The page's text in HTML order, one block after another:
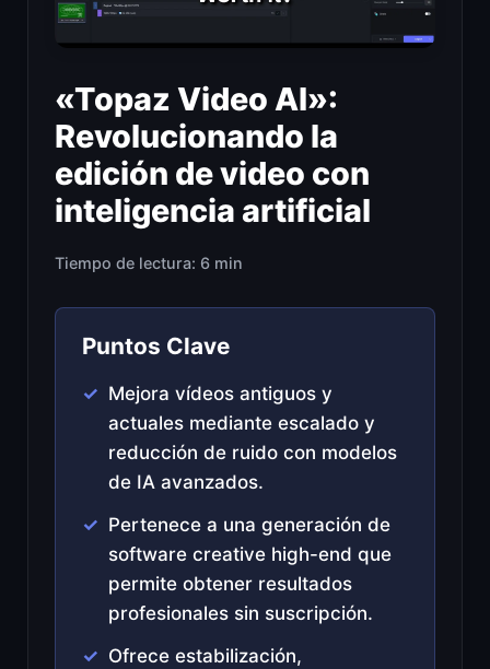
«Topaz Video AI»:
Revolucionando la
edición de video con
inteligencia artificial
Tiempo de lectura: 6 min
Puntos Clave
Mejora vídeos antiguos y
actuales mediante escalado y
reducción de ruido con modelos
de IA avanzados.
Pertenece a una generación de
software creative high-end que
permite obtener resultados
profesionales sin suscripción.
Ofrece estabilización,